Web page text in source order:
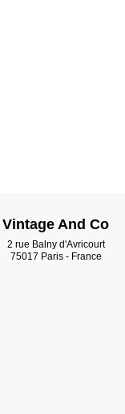
Vintage And Co
2 rue Balny d'Avricourt
75017 Paris - France